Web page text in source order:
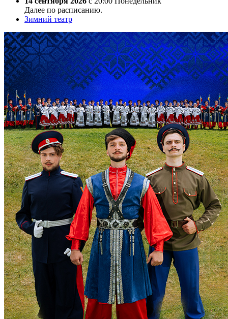
Далее по расписанию.
Зимний театр